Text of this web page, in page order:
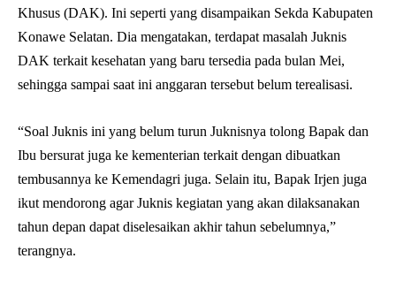
Khusus (DAK). Ini seperti yang disampaikan Sekda Kabupaten
Konawe Selatan. Dia mengatakan, terdapat masalah Juknis
DAK terkait kesehatan yang baru tersedia pada bulan Mei,
sehingga sampai saat ini anggaran tersebut belum terealisasi.
“Soal Juknis ini yang belum turun Juknisnya tolong Bapak dan
Ibu bersurat juga ke kementerian terkait dengan dibuatkan
tembusannya ke Kemendagri juga. Selain itu, Bapak Irjen juga
ikut mendorong agar Juknis kegiatan yang akan dilaksanakan
tahun depan dapat diselesaikan akhir tahun sebelumnya,”
terangnya.